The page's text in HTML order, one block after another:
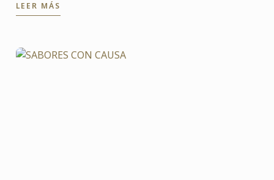
2026, destacando el ...
LEER MÁS